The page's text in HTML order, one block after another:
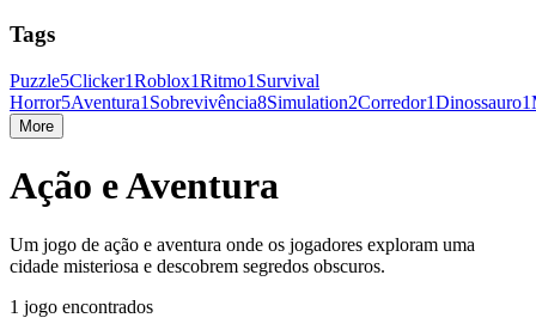
Tags
Puzzle5Clicker1Roblox1Ritmo1 Survival
Horror5Aventura1 Sobrevivência8Simulation2Corredor1Dinossauro1
More
Ação e Aventura
Um jogo de ação e aventura onde os jogadores exploram uma
cidade misteriosa e descobrem segredos obscuros.
1 jogo encontrados